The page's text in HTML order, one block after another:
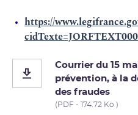
https://
Courrier du 15
prévention, à la
des fraudes
(PDF - 174.72 Ko )